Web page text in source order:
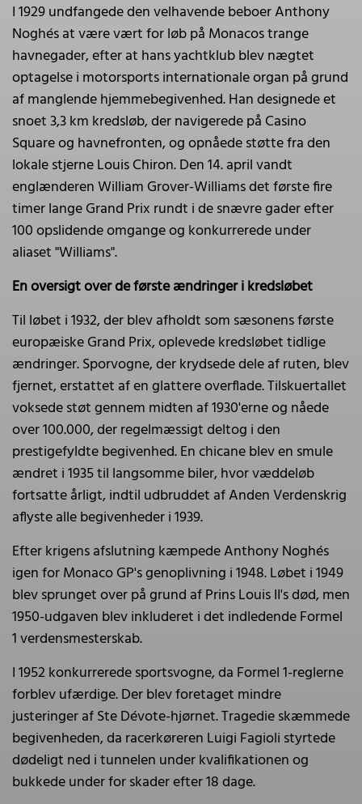
I 1929 undfangede den velhavende beboer Anthony
Noghés at være vært for løb på Monacos trange
havnegader, efter at hans yachtklub blev nægtet
optagelse i motorsports internationale organ på grund
af manglende hjemmebegivenhed. Han designede et
snoet 3,3 km kredsløb, der navigerede på Casino
Square og havnefronten, og opnåede støtte fra den
lokale stjerne Louis Chiron. Den 14. april vandt
englænderen William Grover-Williams det første fire
timer lange Grand Prix rundt i de snævre gader efter
100 opslidende omgange og konkurrerede under
aliaset "Williams".
En oversigt over de første ændringer i kredsløbet
Til løbet i 1932, der blev afholdt som sæsonens første
europæiske Grand Prix, oplevede kredsløbet tidlige
ændringer. Sporvogne, der krydsede dele af ruten, blev
fjernet, erstattet af en glattere overflade. Tilskuertallet
voksede støt gennem midten af 1930'erne og nåede
over 100.000, der regelmæssigt deltog i den
prestigefyldte begivenhed. En chicane blev en smule
ændret i 1935 til langsomme biler, hvor væddeløb
fortsatte årligt, indtil udbruddet af Anden Verdenskrig
aflyste alle begivenheder i 1939.
Efter krigens afslutning kæmpede Anthony Noghés
igen for Monaco GP's genoplivning i 1948. Løbet i 1949
blev sprunget over på grund af Prins Louis II's død, men
1950-udgaven blev inkluderet i det indledende Formel
1 verdensmesterskab.
I 1952 konkurrerede sportsvogne, da Formel 1-reglerne
forblev ufærdige. Der blev foretaget mindre
justeringer af Ste Dévote-hjørnet. Tragedie skæmmede
begivenheden, da racerkøreren Luigi Fagioli styrtede
dødeligt ned i tunnelen under kvalifikationen og
bukkede under for skader efter 18 dage.